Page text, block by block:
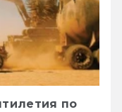
по